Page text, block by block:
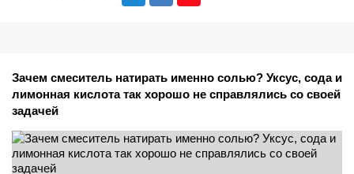
Зачем смеситель натирать именно солью? Уксус, сода и
лимонная кислота так хорошо не справлялись со своей
задачей